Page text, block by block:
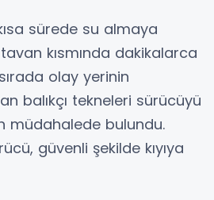
sürede su almaya
kısmında dakikalarca
olay yerinin
balıkçı tekneleri sürücüyü
müdahalede bulundu.
güvenli şekilde kıyıya